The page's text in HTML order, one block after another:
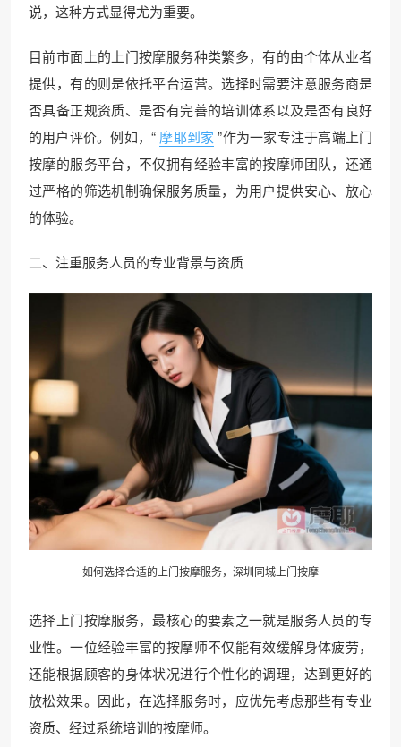
说，这种方式显得尤为重要。
目前市面上的上门按摩服务种类繁多，有的由个体从业者
提供，有的则是依托平台运营。选择时需要注意服务商是
否具备正规资质、是否有完善的培训体系以及是否有良好
的用户评价。例如，“ 摩耶到家 ”作为一家专注于高端上门
按摩的服务平台，不仅拥有经验丰富的按摩师团队，还通
过严格的筛选机制确保服务质量，为用户提供安心、放心
的体验。
二、注重服务人员的专业背景与资质
如何选择合适的上门按摩服务， 深圳同城 上门按摩
选择上门按摩服务，最核心的要素之一就是服务人员的专
业性。一位经验丰富的按摩师不仅能有效缓解身体疲劳，
还能根据顾客的身体状况进行个性化的调理，达到更好的
放松效果。因此，在选择服务时，应优先考虑那些有专业
资质、经过系统培训的按摩师。